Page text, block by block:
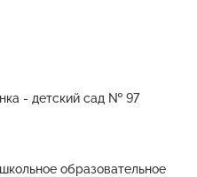
- детский сад № 97
образовательное